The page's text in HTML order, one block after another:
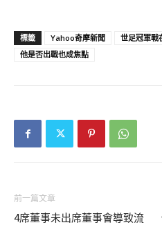
標籤 Yahoo奇摩新聞
世足冠軍戰
他是否出戰也成焦點
前一篇文章
4席董事未出席董事會導致流